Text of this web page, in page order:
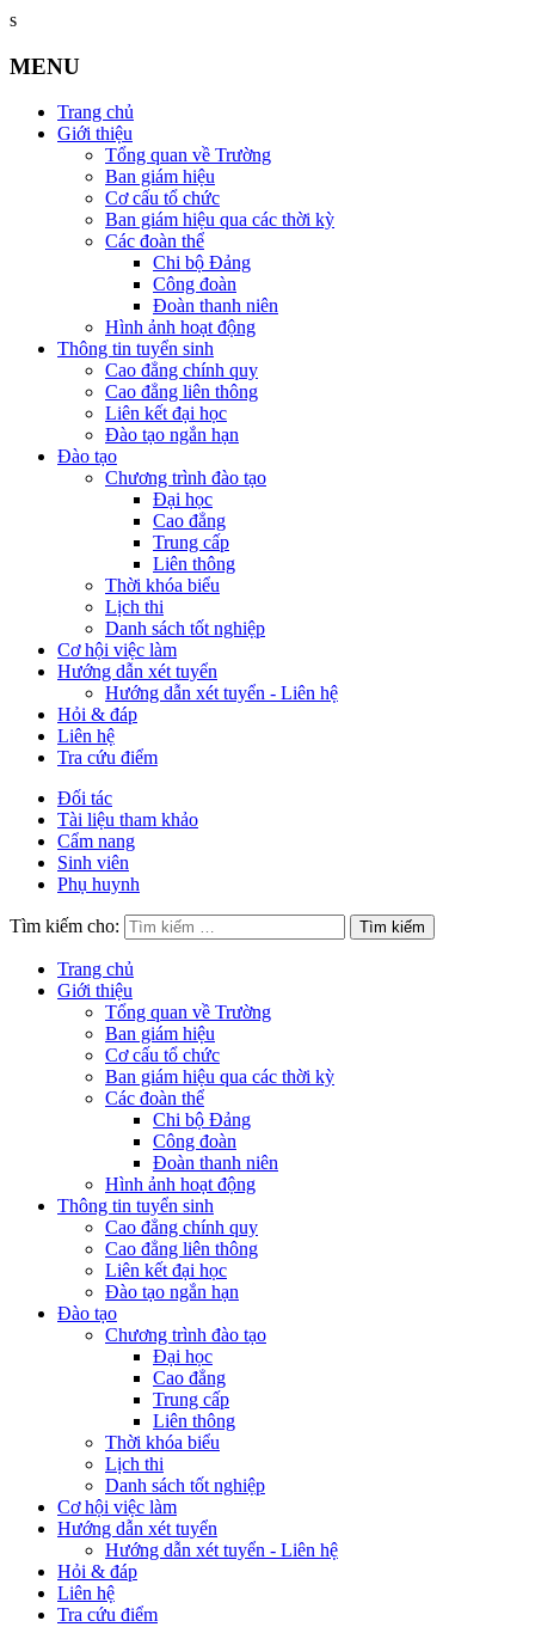
s
MENU
Trang chủ
Giới thiệu
Tổng quan về Trường
Ban giám hiệu
Cơ cấu tổ chức
Ban giám hiệu qua các thời kỳ
Các đoàn thể
Chi bộ Đảng
Công đoàn
Đoàn thanh niên
Hình ảnh hoạt động
Thông tin tuyển sinh
Cao đẳng chính quy
Cao đẳng liên thông
Liên kết đại học
Đào tạo ngắn hạn
Đào tạo
Chương trình đào tạo
Đại học
Cao đẳng
Trung cấp
Liên thông
Thời khóa biểu
Lịch thi
Danh sách tốt nghiệp
Cơ hội việc làm
Hướng dẫn xét tuyển
Hướng dẫn xét tuyển - Liên hệ
Hỏi & đáp
Liên hệ
Tra cứu điểm
Đối tác
Tài liệu tham khảo
Cẩm nang
Sinh viên
Phụ huynh
Tìm kiếm cho:
Trang chủ
Giới thiệu
Tổng quan về Trường
Ban giám hiệu
Cơ cấu tổ chức
Ban giám hiệu qua các thời kỳ
Các đoàn thể
Chi bộ Đảng
Công đoàn
Đoàn thanh niên
Hình ảnh hoạt động
Thông tin tuyển sinh
Cao đẳng chính quy
Cao đẳng liên thông
Liên kết đại học
Đào tạo ngắn hạn
Đào tạo
Chương trình đào tạo
Đại học
Cao đẳng
Trung cấp
Liên thông
Thời khóa biểu
Lịch thi
Danh sách tốt nghiệp
Cơ hội việc làm
Hướng dẫn xét tuyển
Hướng dẫn xét tuyển - Liên hệ
Hỏi & đáp
Liên hệ
Tra cứu điểm